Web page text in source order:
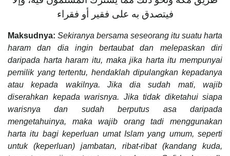
فيتصدق به على فقير أو فقراء
Maksudnya: Sekiranya bersama seseorang itu suatu harta
haram dan dia ingin bertaubat dan melepaskan diri
daripada harta haram itu, maka jika harta itu mempunyai
pemilik yang tertentu, hendaklah dipulangkan kepadanya
atau kepada wakilnya. Jika dia sudah mati, wajib
diserahkan kepada warisnya. Jika tidak diketahui siapa
warisnya dan sudah berputus asa daripada
mengetahuinya, maka wajib orang tadi menggunakan
harta itu bagi keperluan umat Islam yang umum, seperti
untuk (keperluan) jambatan, ribat-ribat (kandang kuda,